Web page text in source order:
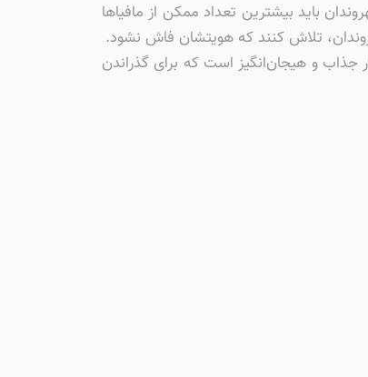
باید بیشترین تعداد ممکن از مافیاها
تلاش کنند که هویتشان فاش نشود.
جذاب و هیجان‌انگیز است که برای گذراندن